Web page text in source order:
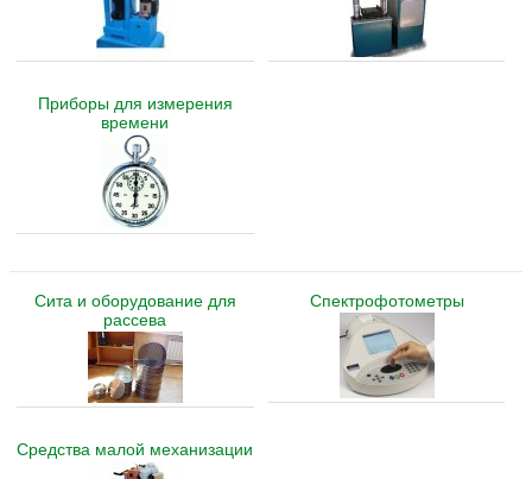
Приборы для измерения
времени
Сита и оборудование для
рассева
Спектрофотометры
Средства малой механизации